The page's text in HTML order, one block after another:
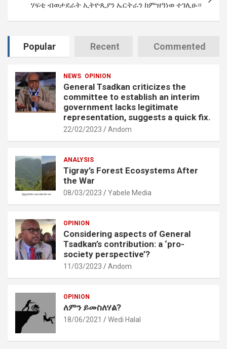
ሃፍቲ ብወታደራት ኢትዮጲያን ኤርትራን ከምዝዓነወ ተገሊፁ።
Popular Recent Commented
NEWS OPINION
General Tsadkan criticizes the
committee to establish an interim
government lacks legitimate
representation, suggests a quick fix.
22/02/2023 Andom
ANALYSIS
Tigray’s Forest Ecosystems After
the War
08/03/2023 Yabele Media
OPINION
Considering aspects of General
Tsadkan’s contribution: a ‘pro-
society perspective’?
11/03/2023 Andom
OPINION
ለምን ይመስለሃል?
18/06/2021 Wedi Halal